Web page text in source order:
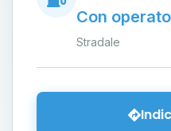
Con
Stradale